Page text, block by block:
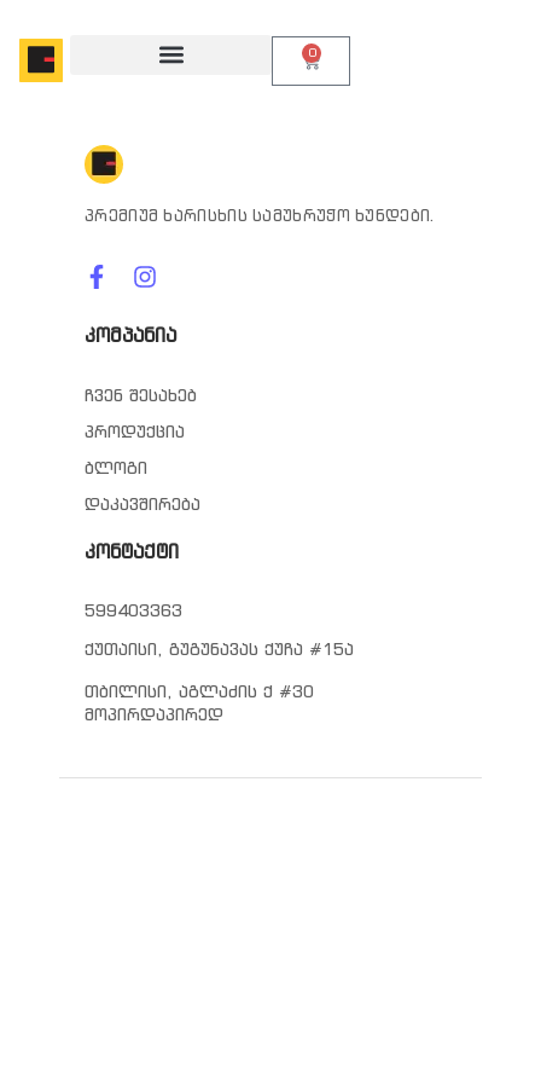
0
პრემიუმ ხარისხის სამუხრუჭო ხუნდები.
კომპანია
ჩვენ შესახებ
პროდუქცია
ბლოგი
დაკავშირება
კონტაქტი
599403363
ქუთაისი, გუგუნავას ქუჩა #15ა
თბილისი, აგლაძის ქ #30
მოპირდაპირედ